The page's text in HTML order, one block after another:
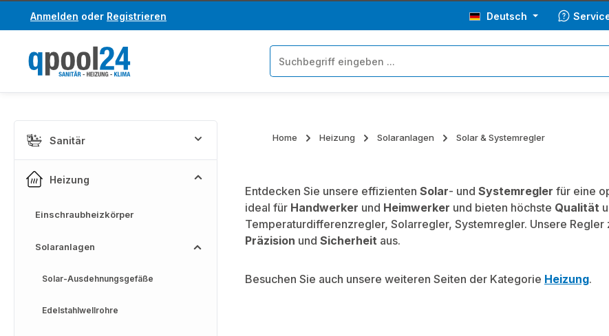
Hauptinhalt springen
Zur Suche springen
Anmelden oder Registrieren Deutsch
Sanitär
Heizung
Einschraubheizkörper
Solaranlagen
Solar-Ausdehnungsgefäße
Edelstahlwellrohre
Home Heizung Solaranlagen Solar & Systemregler
Entdecken Sie unsere effizienten Solar- und Systemregler für eine
ideal für Handwerker und Heimwerker und bieten höchste Qualität
Temperaturdifferenzregler, Solarregler, Systemregler. Unsere Regler
Präzision und Sicherheit aus.
Besuchen Sie auch unsere weiteren Seiten der Kategorie Heizung.